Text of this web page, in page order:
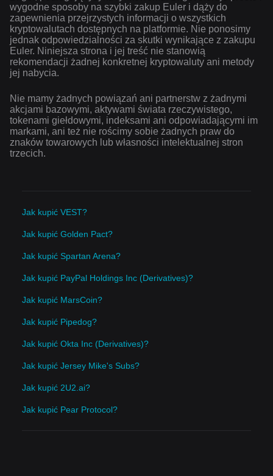
wygodne sposoby na szybki zakup Euler i dąży do
zapewnienia przejrzystych informacji o wszystkich
kryptowalutach dostępnych na platformie. Nie ponosimy
jednak odpowiedzialności za skutki wynikające z zakupu
Euler. Niniejsza strona i jej treść nie stanowią
rekomendacji żadnej konkretnej kryptowaluty ani metody
jej nabycia.
Nie mamy żadnych powiązań ani partnerstw z żadnymi
akcjami bazowymi, aktywami świata rzeczywistego,
tokenami giełdowymi, indeksami ani odpowiadającymi im
markami, ani też nie rościmy sobie żadnych praw do
znaków towarowych lub własności intelektualnej stron
trzecich.
Jak kupić VEST?
Jak kupić Golden Pact?
Jak kupić Spartan Arena?
Jak kupić PayPal Holdings Inc (Derivatives)?
Jak kupić MarsCoin?
Jak kupić Pipedog?
Jak kupić Okta Inc (Derivatives)?
Jak kupić Jersey Mike's Subs?
Jak kupić 2U2.ai?
Jak kupić Pear Protocol?